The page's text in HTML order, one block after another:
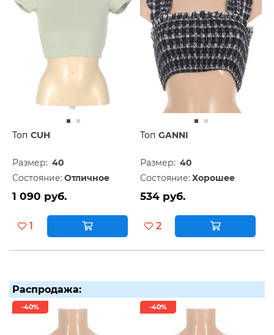
Топ CUH
Размер: 40
Состояние: Отличное
1 090 руб.
1
Топ GANNI
Размер: 40
Состояние: Хорошее
534 руб.
2
Распродажа:
-40% -40%